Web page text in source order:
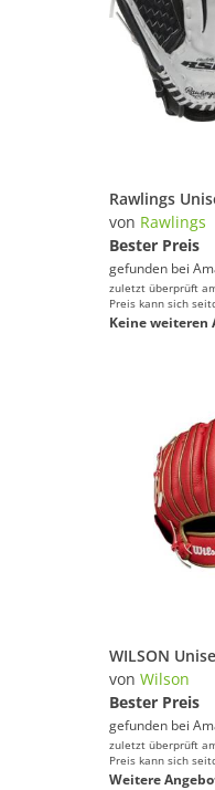
von Rawlings
Bester Preis
gefunden bei
zuletzt überprüft
Preis kann sich
Keine weiteren
von Wilson
Bester Preis
gefunden bei
zuletzt überprüft
Preis kann sich
Weitere